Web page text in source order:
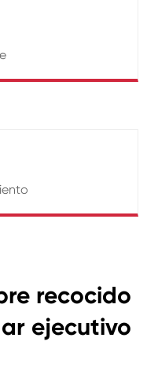
recocido
ejecutivo